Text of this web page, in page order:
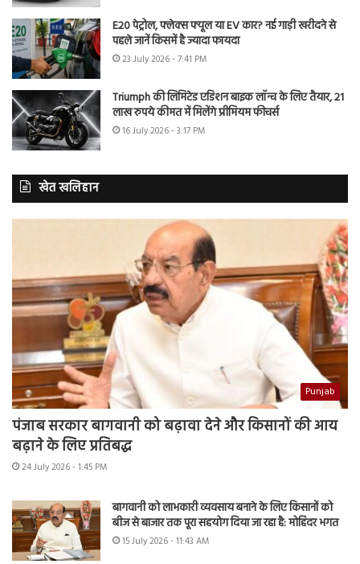
E20 पेट्रोल, फ्लेक्स फ्यूल या EV कार? नई गाड़ी खरीदने से
पहले जानें किसमें है ज्यादा फायदा
23 July 2026 - 7:41 PM
Triumph की लिमिटेड एडिशन बाइक लॉन्च के लिए तैयार, 21
लाख रुपये कीमत में मिलेंगे प्रीमियम फीचर्स
16 July 2026 - 3:17 PM
खेत खलिहान
Punjab
पंजाब सरकार बागवानी को बढ़ावा देने और किसानों की आय
बढ़ाने के लिए प्रतिबद्ध
24 July 2026 - 1:45 PM
बागवानी को लाभकारी व्यवसाय बनाने के लिए किसानों को
बीज से बाजार तक पूरा सहयोग दिया जा रहा है: मोहिंदर भगत
15 July 2026 - 11:43 AM